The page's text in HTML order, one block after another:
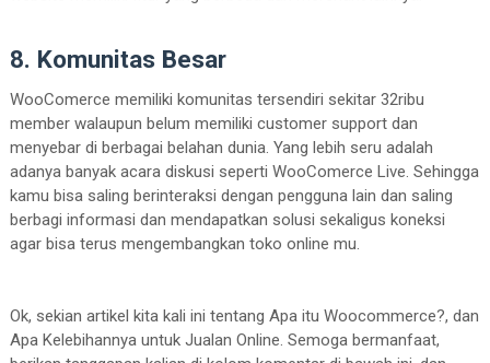
8. Komunitas Besar
WooComerce memiliki komunitas tersendiri sekitar 32ribu
member walaupun belum memiliki customer support dan
menyebar di berbagai belahan dunia. Yang lebih seru adalah
adanya banyak acara diskusi seperti WooComerce Live. Sehingga
kamu bisa saling berinteraksi dengan pengguna lain dan saling
berbagi informasi dan mendapatkan solusi sekaligus koneksi
agar bisa terus mengembangkan toko online mu.
Ok, sekian artikel kita kali ini tentang Apa itu Woocommerce?, dan
Apa Kelebihannya untuk Jualan Online. Semoga bermanfaat,